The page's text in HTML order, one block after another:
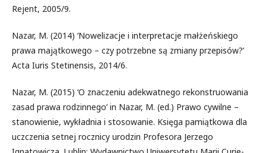
Rejent, 2005/9.
Nazar, M. (2014) ‘Nowelizacje i interpretacje małżeńskiego
prawa majątkowego – czy potrzebne są zmiany przepisów?’
Acta Iuris Stetinensis, 2014/6.
Nazar, M. (2015) ‘O znaczeniu adekwatnego rekonstruowania
zasad prawa rodzinnego’ in Nazar, M. (ed.) Prawo cywilne –
stanowienie, wykładnia i stosowanie. Księga pamiątkowa dla
uczczenia setnej rocznicy urodzin Profesora Jerzego